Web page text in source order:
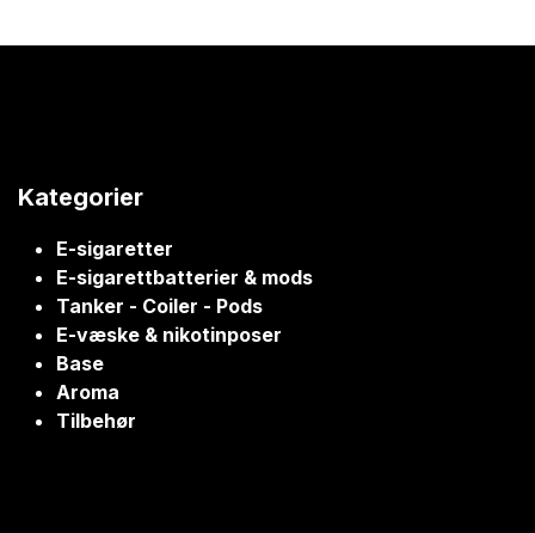
Kategorier
E-sigaretter
E-sigarettbatterier & mods
Tanker - Coiler - Pods
E-væske & nikotinposer
Base
Aroma
Tilbehør